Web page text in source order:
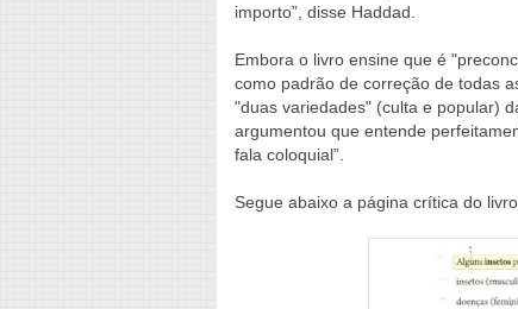
importo”, disse Haddad.
Embora o livro ensine que é
como padrão de correção de todas
"duas variedades" (culta e popular)
argumentou que entende
fala coloquial”.
Segue abaixo a página crítica do